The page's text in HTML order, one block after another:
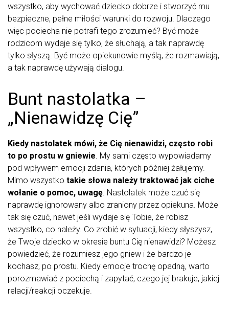
wszystko, aby wychować dziecko dobrze i stworzyć mu
bezpieczne, pełne miłości warunki do rozwoju. Dlaczego
więc pociecha nie potrafi tego zrozumieć? Być może
rodzicom wydaje się tylko, że słuchają, a tak naprawdę
tylko słyszą. Być może opiekunowie myślą, że rozmawiają,
a tak naprawdę używają dialogu.
Bunt nastolatka –
„Nienawidzę Cię”
Kiedy nastolatek mówi, że Cię nienawidzi, często robi
to po prostu w gniewie. My sami często wypowiadamy
pod wpływem emocji zdania, których później żałujemy.
Mimo wszystko takie słowa należy traktować jak ciche
wołanie o pomoc, uwagę. Nastolatek może czuć się
naprawdę ignorowany albo zraniony przez opiekuna. Może
tak się czuć, nawet jeśli wydaje się Tobie, że robisz
wszystko, co należy. Co zrobić w sytuacji, kiedy słyszysz,
że Twoje dziecko w okresie buntu Cię nienawidzi? Możesz
powiedzieć, że rozumiesz jego gniew i że bardzo je
kochasz, po prostu. Kiedy emocje trochę opadną, warto
porozmawiać z pociechą i zapytać, czego jej brakuje, jakiej
relacji/reakcji oczekuje.